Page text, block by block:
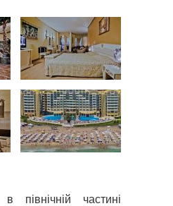
в північній частині